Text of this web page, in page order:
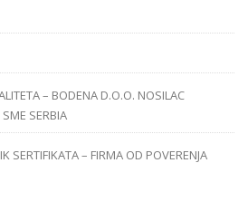
– BODENA D.O.O. NOSILAC
SME SERBIA
SERTIFIKATA – FIRMA OD POVERENJA